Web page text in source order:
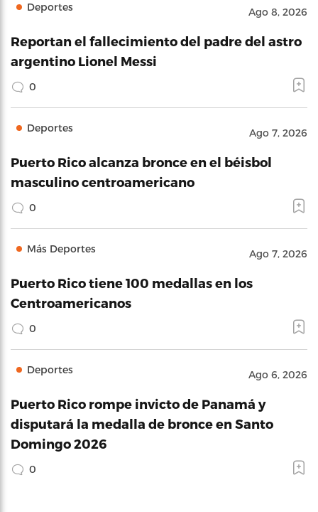
Deportes Ago 8, 2026
Reportan el fallecimiento del padre del astro
argentino Lionel Messi
0
Deportes Ago 7, 2026
Puerto Rico alcanza bronce en el béisbol
masculino centroamericano
0
Más Deportes Ago 7, 2026
Puerto Rico tiene 100 medallas en los
Centroamericanos
0
Deportes Ago 6, 2026
Puerto Rico rompe invicto de Panamá y
disputará la medalla de bronce en Santo
Domingo 2026
0